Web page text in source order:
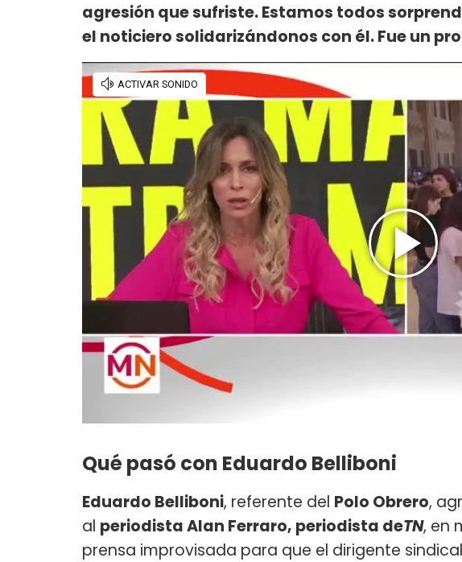
agresión que sufriste. Estamos todos
el noticiero solidarizándonos con él. Fue un
Qué pasó con Eduardo Belliboni
Eduardo Belliboni, referente del Polo Obrero,
al periodista Alan Ferraro, periodista deTN, en
prensa improvisada para que el dirigente